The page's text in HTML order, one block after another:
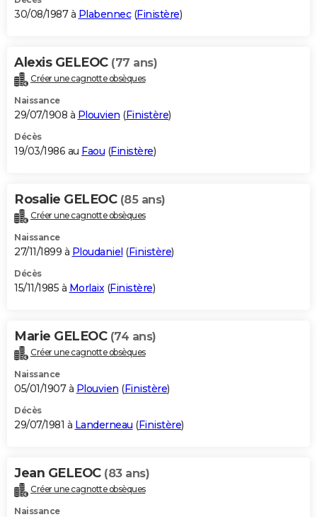
30/08/1987 à Plabennec(Finistère)
Alexis GELEOC (77 ans)
Créer une cagnotte obsèques
Naissance
29/07/1908 à Plouvien (Finistère)
Décès
19/03/1986 au Faou (Finistère)
Rosalie GELEOC (85 ans)
Créer une cagnotte obsèques
Naissance
27/11/1899 à Ploudaniel (Finistère)
Décès
15/11/1985 à Morlaix(Finistère)
Marie GELEOC (74 ans)
Créer une cagnotte obsèques
Naissance
05/01/1907 à Plouvien (Finistère)
Décès
29/07/1981 à Landerneau (Finistère)
Jean GELEOC (83 ans)
Créer une cagnotte obsèques
Naissance